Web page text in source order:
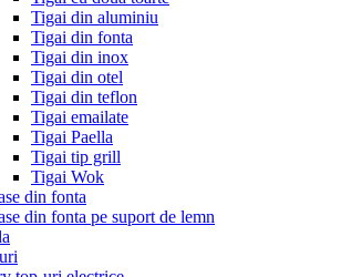
Tigai din aluminiu
Tigai din fonta
Tigai din inox
Tigai din otel
Tigai din teflon
Tigai emailate
Tigai Paella
Tigai tip grill
Tigai Wok
din fonta
din fonta pe suport de lemn